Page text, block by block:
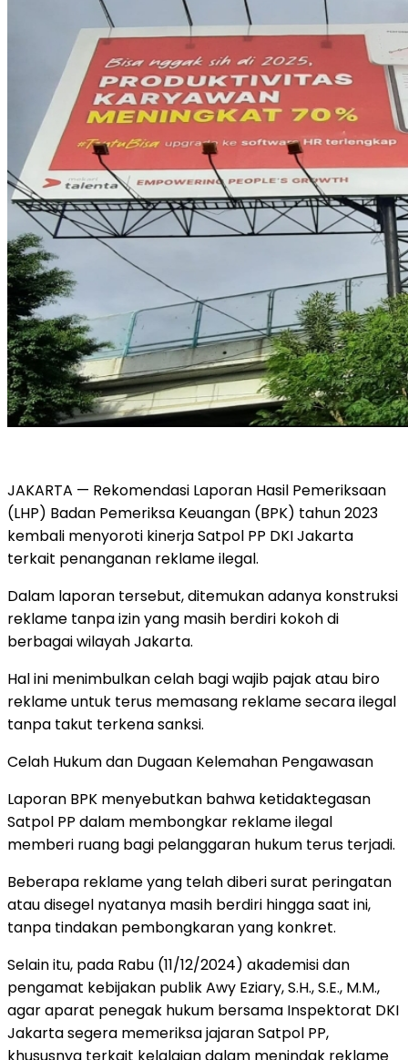
JAKARTA — Rekomendasi Laporan Hasil Pemeriksaan
(LHP) Badan Pemeriksa Keuangan (BPK) tahun 2023
kembali menyoroti kinerja Satpol PP DKI Jakarta
terkait penanganan reklame ilegal.
Dalam laporan tersebut, ditemukan adanya konstruksi
reklame tanpa izin yang masih berdiri kokoh di
berbagai wilayah Jakarta.
Hal ini menimbulkan celah bagi wajib pajak atau biro
reklame untuk terus memasang reklame secara ilegal
tanpa takut terkena sanksi.
Celah Hukum dan Dugaan Kelemahan Pengawasan
Laporan BPK menyebutkan bahwa ketidaktegasan
Satpol PP dalam membongkar reklame ilegal
memberi ruang bagi pelanggaran hukum terus terjadi.
Beberapa reklame yang telah diberi surat peringatan
atau disegel nyatanya masih berdiri hingga saat ini,
tanpa tindakan pembongkaran yang konkret.
Selain itu, pada Rabu (11/12/2024) akademisi dan
pengamat kebijakan publik Awy Eziary, S.H., S.E., M.M.,
agar aparat penegak hukum bersama Inspektorat DKI
Jakarta segera memeriksa jajaran Satpol PP,
khususnya terkait kelalaian dalam menindak reklame